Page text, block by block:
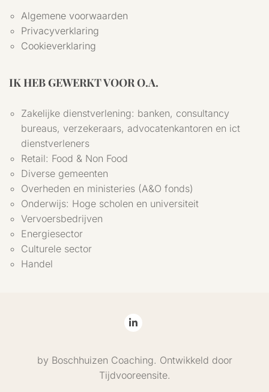
Algemene voorwaarden
Privacyverklaring
Cookieverklaring
IK HEB GEWERKT VOOR O.A.
Zakelijke dienstverlening: banken, consultancy
bureaus, verzekeraars, advocatenkantoren en ict
dienstverleners
Retail: Food & Non Food
Diverse gemeenten
Overheden en ministeries (A&O fonds)
Onderwijs: Hoge scholen en universiteit
Vervoersbedrijven
Energiesector
Culturele sector
Handel
by Boschhuizen Coaching. Ontwikkeld door
Tijdvooreensite.